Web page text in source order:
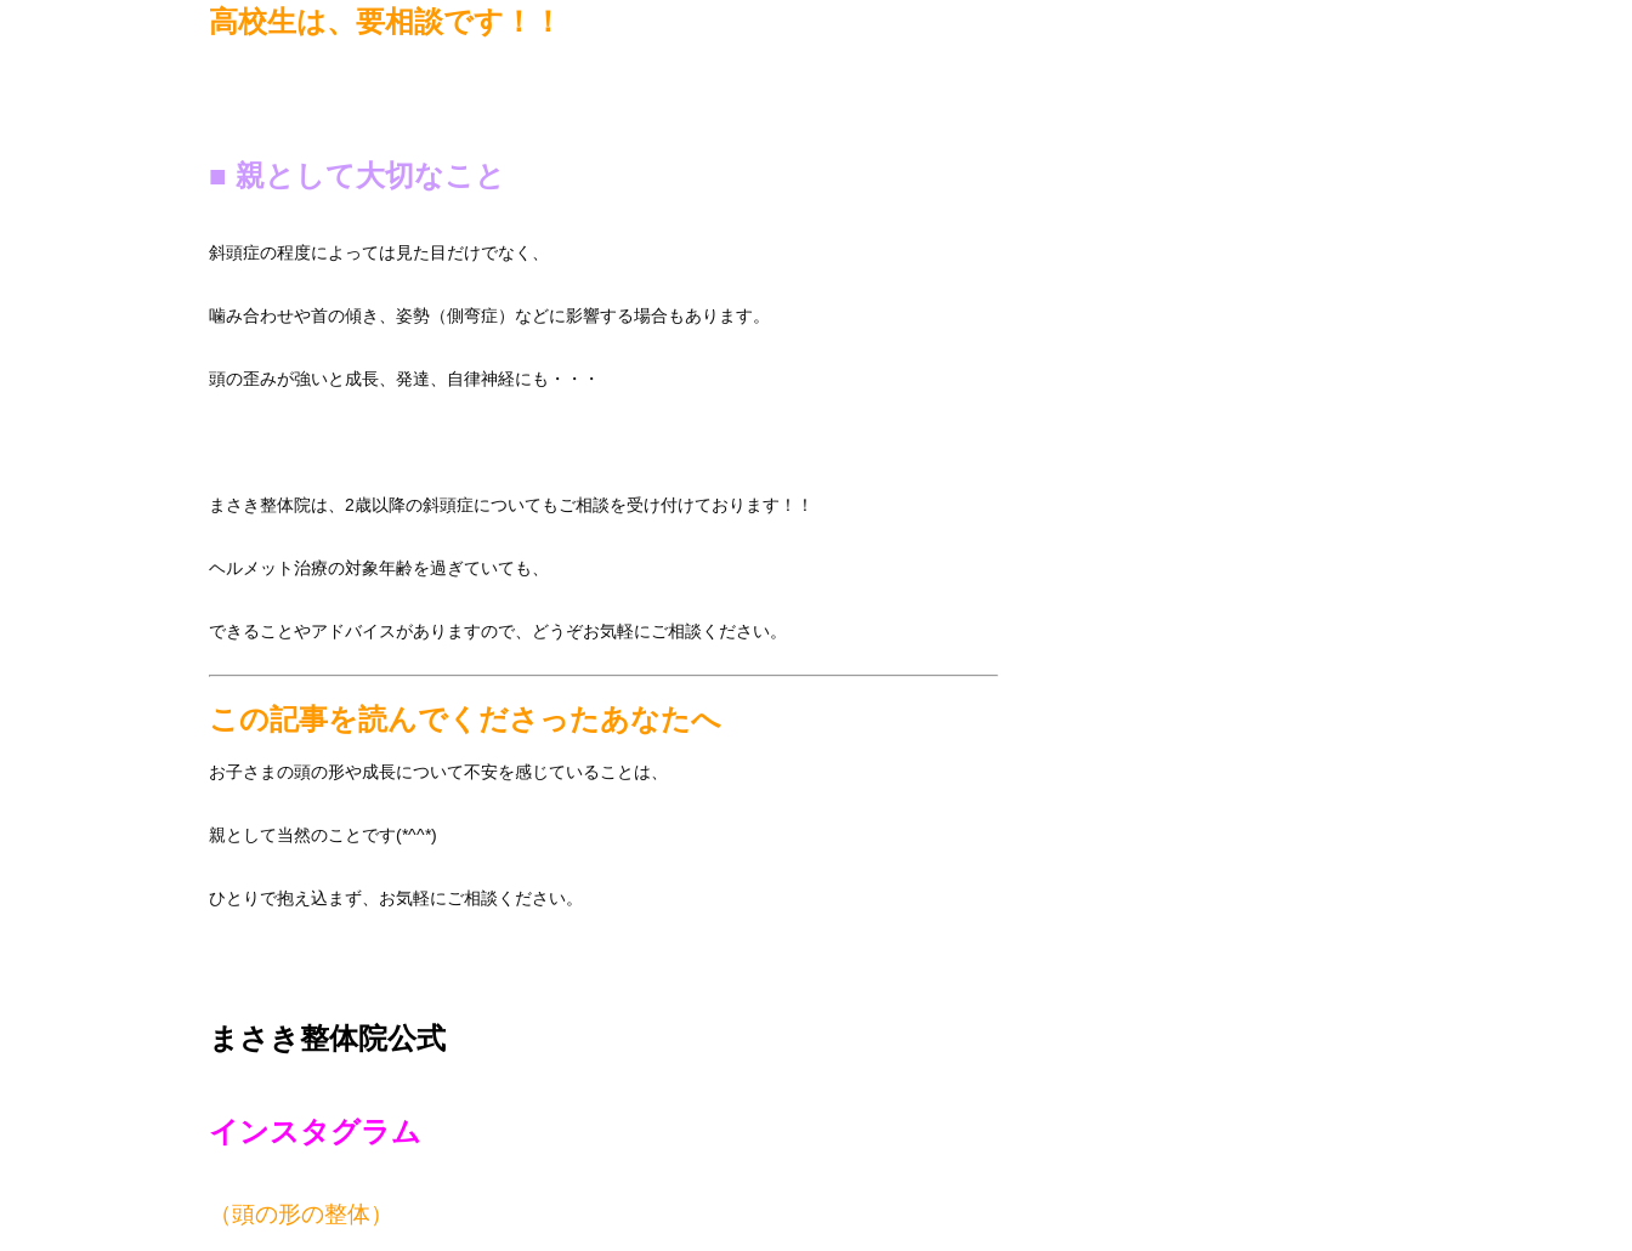
高校生は、要相談です！！
■ 親として大切なこと
斜頭症の程度によっては見た目だけでなく、
噛み合わせや首の傾き、姿勢（側弯症）などに影響する場合もあります。
頭の歪みが強いと成長、発達、自律神経にも・・・
まさき整体院は、2歳以降の斜頭症についてもご相談を受け付けております！！
ヘルメット治療の対象年齢を過ぎていても、
できることやアドバイスがありますので、どうぞお気軽にご相談ください。
この記事を読んでくださったあなたへ
お子さまの頭の形や成長について不安を感じていることは、
親として当然のことです(*^^*)
ひとりで抱え込まず、お気軽にご相談ください。
まさき整体院公式
インスタグラム
（頭の形の整体）